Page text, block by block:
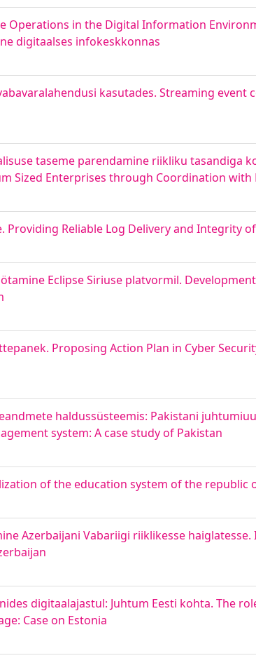
Operations in the Digital Information
digitaalses infokeskkonnas
kasutades. Streaming event
taseme parendamine riikliku tasandiga
Sized Enterprises through Coordination with
Reliable Log Delivery and Integrity
Eclipse Siriuse platvormil.
Proposing Action Plan in Cyber
haldussüsteemis: Pakistani
system: A case study of Pakistan
of the education system of the republic
Azerbaijani Vabariigi riiklikesse
digitaalajastul: Juhtum Eesti kohta. The
Case on Estonia